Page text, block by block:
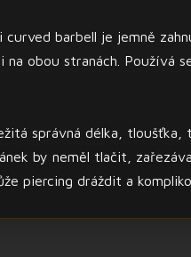
curved barbell je jemně
na obou stranách. Používá
správná délka,
by neměl tlačit,
piercing dráždit a